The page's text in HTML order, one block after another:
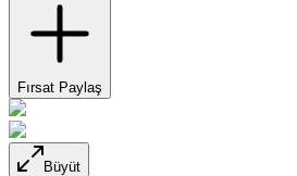
Fırsat Paylaş
Büyüt